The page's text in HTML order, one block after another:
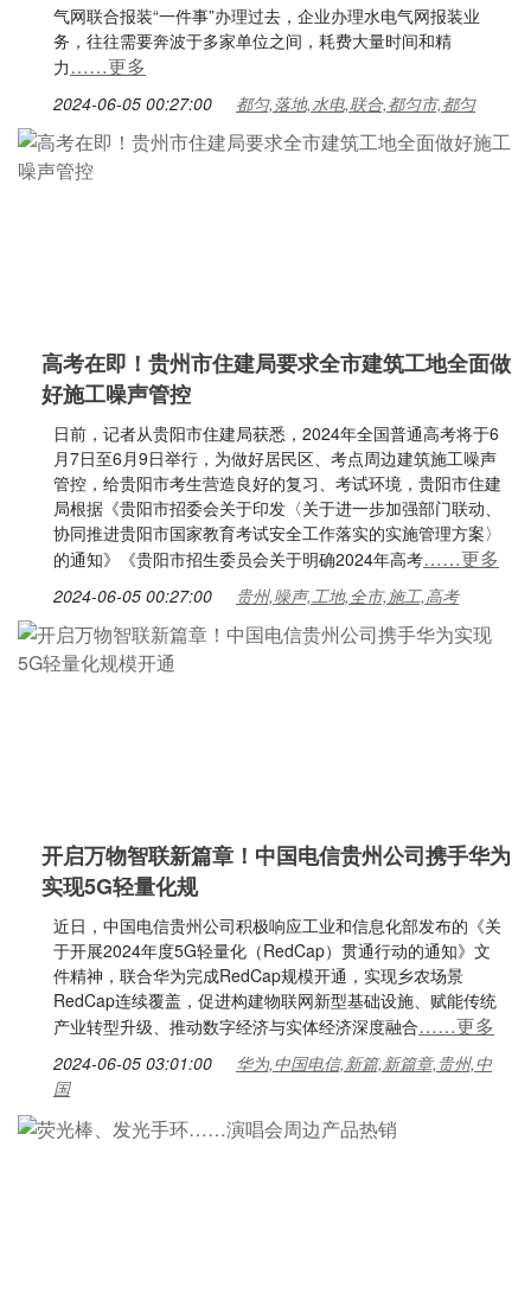
气网联合报装“一件事”办理过去，企业办理水电气网报装业
务，往往需要奔波于多家单位之间，耗费大量时间和精
力……更多
2024-06-05 00:27:00 都匀,落地,水电,联合,都匀市,都匀
高考在即！贵州市住建局要求全市建筑工地全面做
好施工噪声管控
日前，记者从贵阳市住建局获悉，2024年全国普通高考将于6
月7日至6月9日举行，为做好居民区、考点周边建筑施工噪声
管控，给贵阳市考生营造良好的复习、考试环境，贵阳市住建
局根据《贵阳市招委会关于印发〈关于进一步加强部门联动、
协同推进贵阳市国家教育考试安全工作落实的实施管理方案〉
的通知》《贵阳市招生委员会关于明确2024年高考……更多
2024-06-05 00:27:00 贵州,噪声,工地,全市,施工,高考
开启万物智联新篇章！中国电信贵州公司携手华为
实现5G轻量化规
近日，中国电信贵州公司积极响应工业和信息化部发布的《关
于开展2024年度5G轻量化（RedCap）贯通行动的通知》文
件精神，联合华为完成RedCap规模开通，实现乡农场景
RedCap连续覆盖，促进构建物联网新型基础设施、赋能传统
产业转型升级、推动数字经济与实体经济深度融合……更多
2024-06-05 03:01:00
华为,中国电信,新篇,新篇章,贵州,中
国